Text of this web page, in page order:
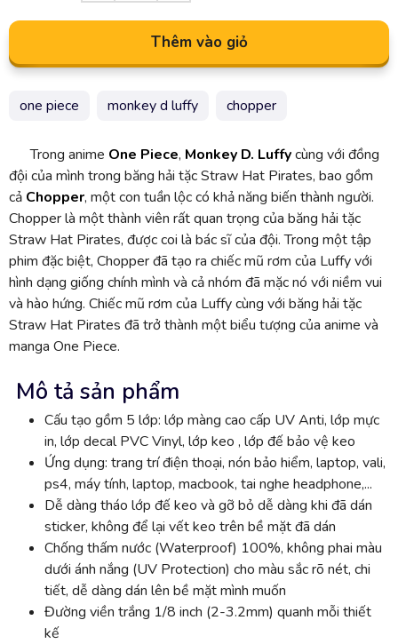
Thêm vào giỏ
one piece monkey d luffy chopper
Trong anime One Piece, Monkey D. Luffycùng với đồng
đội của mình trong băng hải tặc Straw Hat Pirates, bao gồm
cả Chopper, một con tuần lộc có khả năng biến thành người.
Chopper là một thành viên rất quan trọng của băng hải tặc
Straw Hat Pirates, được coi là bác sĩ của đội. Trong một tập
phim đặc biệt, Chopper đã tạo ra chiếc mũ rơm của Luffy với
hình dạng giống chính mình và cả nhóm đã mặc nó với niềm vui
và hào hứng. Chiếc mũ rơm của Luffy cùng với băng hải tặc
Straw Hat Pirates đã trở thành một biểu tượng của anime và
manga One Piece.
Mô tả sản phẩm
Cấu tạo gồm 5 lớp: lớp màng cao cấp UV Anti, lớp mực
in, lớp decal PVC Vinyl, lớp keo , lớp đế bảo vệ keo
Ứng dụng: trang trí điện thoại, nón bảo hiểm, laptop, vali,
ps4, máy tính, laptop, macbook, tai nghe headphone,...
Dễ dàng tháo lớp đế keo và gỡ bỏ dễ dàng khi đã dán
sticker, không để lại vết keo trên bề mặt đã dán
Chống thấm nước (Waterproof) 100%, không phai màu
dưới ánh nắng (UV Protection) cho màu sắc rõ nét, chi
tiết, dễ dàng dán lên bề mặt mình muốn
Đường viền trắng 1/8 inch (2-3.2mm) quanh mỗi thiết
kế